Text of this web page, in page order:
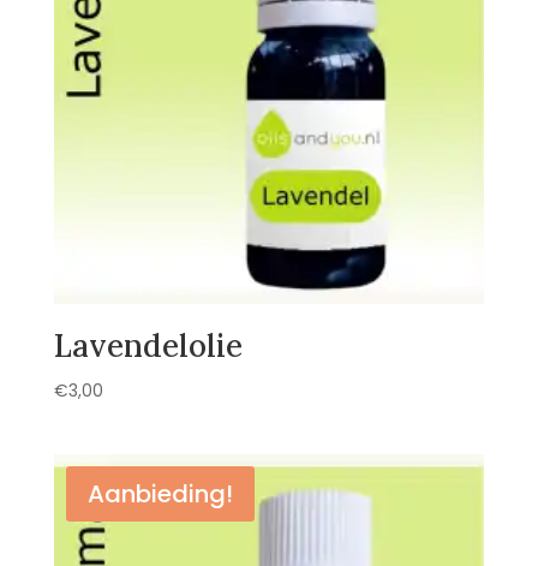
Lavendelolie
€3,00
Aanbieding!